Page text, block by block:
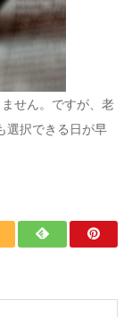
せん。ですが、老
選択できる日が早